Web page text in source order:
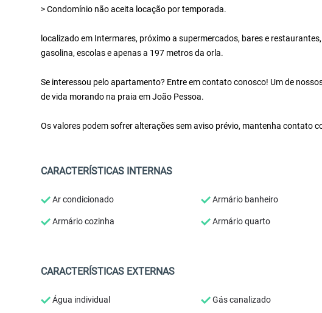
> Condomínio não aceita locação por temporada.
localizado em Intermares, próximo a supermercados, bares e
gasolina, escolas e apenas a 197 metros da orla.
Se interessou pelo apartamento? Entre em contato conosco! Um de
de vida morando na praia em João Pessoa.
Os valores podem sofrer alterações sem aviso prévio, mantenha contato
CARACTERÍSTICAS INTERNAS
Ar condicionado Armário banheiro
Armário cozinha Armário quarto
CARACTERÍSTICAS EXTERNAS
Água individual Gás canalizado